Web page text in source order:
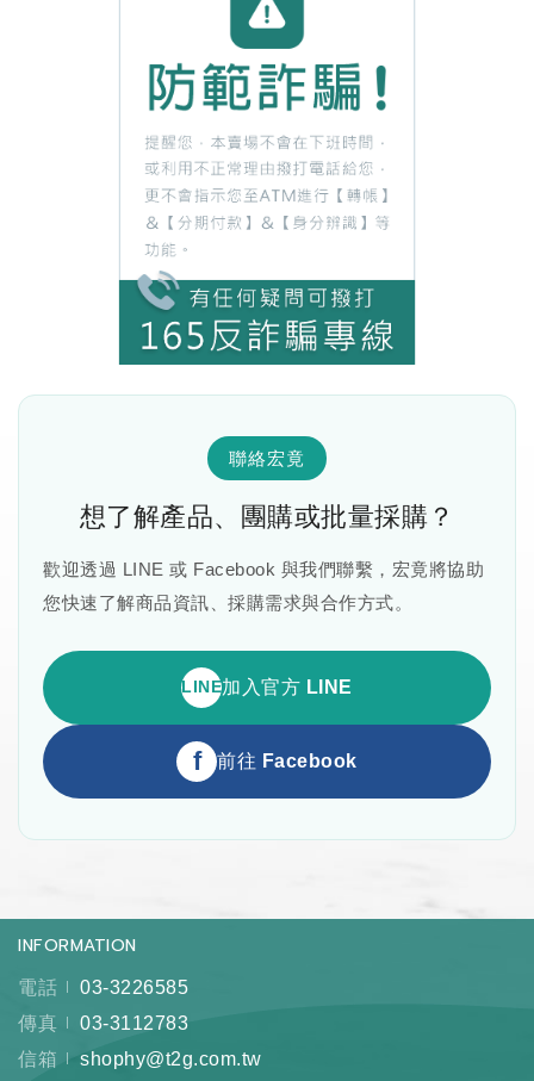
聯絡宏竟
想了解產品、團購或批量採購？
歡迎透過 LINE 或 Facebook 與我們聯繫，宏竟將協助
您快速了解商品資訊、採購需求與合作方式。
LINE加入官方 LINE
f 前往 Facebook
INFORMATION
電話
03-3226585
傳真
03-3112783
信箱
shophy@t2g.com.tw